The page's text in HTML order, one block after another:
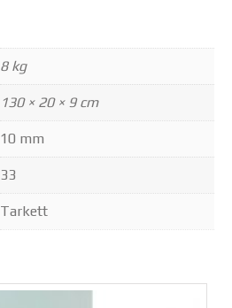
8 kg
130 × 20 × 9 cm
10 mm
33
Tarkett